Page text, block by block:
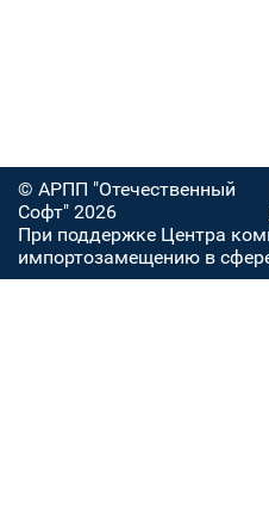
© АРПП "Отечественный
Софт" 2026
При поддержке Центра
импортозамещению в